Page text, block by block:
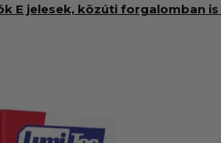
E jelesek, közúti forgalomban